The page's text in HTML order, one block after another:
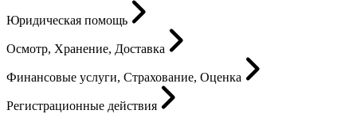
Юридическая помощь
Осмотр, Хранение, Доставка
Финансовые услуги, Страхование, Оценка
Регистрационные действия